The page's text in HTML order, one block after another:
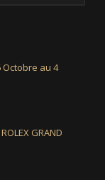
Octobre au 4
GRAND